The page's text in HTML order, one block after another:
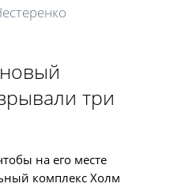
три
на его месте
комплекс Холм